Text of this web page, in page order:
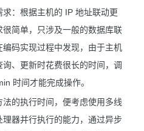
：根据主机的 IP 地址联动更
简单，只涉及一般的数据库联
码实现过程中发现，由于主机
、更新时花费很长的时间，调
时间才能完成操作。
的执行时间，便考虑使用多线
器并行执行的能力，通过异步